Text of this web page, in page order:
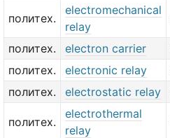
политех.
electromechanical
relay
политех. electron carrier
политех.
electronic relay
политех.
electrostatic relay
политех.
electrothermal
relay